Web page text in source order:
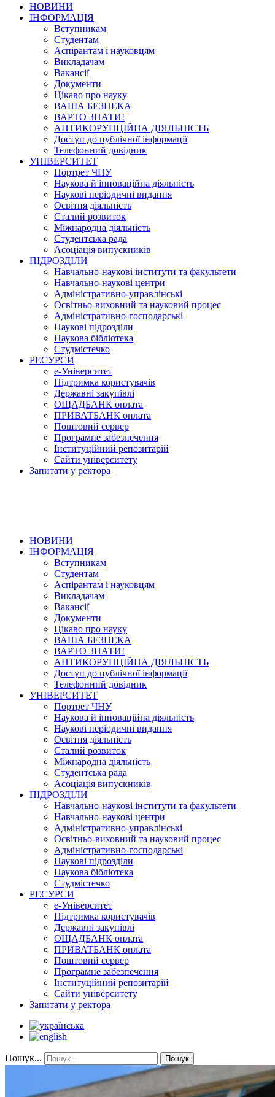
НОВИНИ
ІНФОРМАЦІЯ
Вступникам
Студентам
Аспірантам і науковцям
Викладачам
Вакансії
Документи
Цікаво про науку
ВАША БЕЗПЕКА
ВАРТО ЗНАТИ!
АНТИКОРУПЦІЙНА ДІЯЛЬНІСТЬ
Доступ до публічної інформації
Телефонний довідник
УНІВЕРСИТЕТ
Портрет ЧНУ
Наукова й інноваційна діяльність
Наукові періодичні видання
Освітня діяльність
Сталий розвиток
Міжнародна діяльність
Студентська рада
Асоціація випускників
ПІДРОЗДІЛИ
Навчально-наукові інститути та факультети
Навчально-наукові центри
Адміністративно-управлінські
Освітньо-виховний та науковий процес
Адміністративно-господарські
Наукові підрозділи
Наукова бібліотека
Студмістечко
РЕСУРСИ
е-Університет
Підтримка користувачів
Державні закупівлі
ОЩАДБАНК оплата
ПРИВАТБАНК оплата
Поштовий сервер
Програмне забезпечення
Інституційний репозитарій
Сайти університету
Запитати у ректора
НОВИНИ
ІНФОРМАЦІЯ
Вступникам
Студентам
Аспірантам і науковцям
Викладачам
Вакансії
Документи
Цікаво про науку
ВАША БЕЗПЕКА
ВАРТО ЗНАТИ!
АНТИКОРУПЦІЙНА ДІЯЛЬНІСТЬ
Доступ до публічної інформації
Телефонний довідник
УНІВЕРСИТЕТ
Портрет ЧНУ
Наукова й інноваційна діяльність
Наукові періодичні видання
Освітня діяльність
Сталий розвиток
Міжнародна діяльність
Студентська рада
Асоціація випускників
ПІДРОЗДІЛИ
Навчально-наукові інститути та факультети
Навчально-наукові центри
Адміністративно-управлінські
Освітньо-виховний та науковий процес
Адміністративно-господарські
Наукові підрозділи
Наукова бібліотека
Студмістечко
РЕСУРСИ
е-Університет
Підтримка користувачів
Державні закупівлі
ОЩАДБАНК оплата
ПРИВАТБАНК оплата
Поштовий сервер
Програмне забезпечення
Інституційний репозитарій
Сайти університету
Запитати у ректора
Пошук... Пошук